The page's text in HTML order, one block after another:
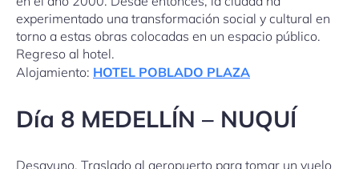
experimentado una transformación social y cultural en
torno a estas obras colocadas en un espacio público.
Regreso al hotel.
Alojamiento: HOTEL POBLADO PLAZA
Día 8 MEDELLÍN – NUQUÍ
Desayuno. Traslado al aeropuerto para tomar un vuelo